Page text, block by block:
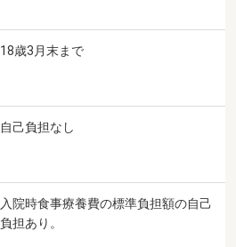
18歳3月末まで
自己負担なし
入院時食事療養費の標準負担額の自己
負担あり。